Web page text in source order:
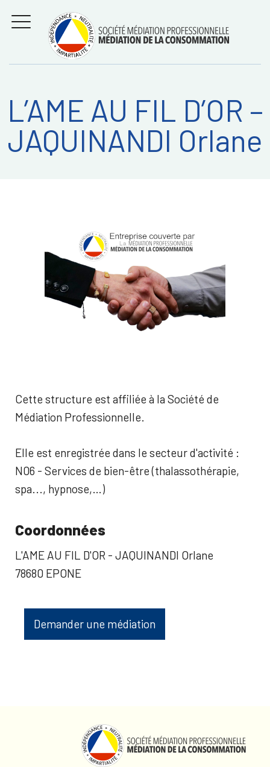
Régler les litiges
entre
consommateurs et
professionnels avec
la médiation de la
consommation
MENU
Recherche
sur:
L’AME AU FIL D’OR –
JAQUINANDI Orlane
Cette structure est affiliée à la Société de
Médiation Professionnelle.
Elle est enregistrée dans le secteur d'activité :
N06 - Services de bien-être (thalassothérapie,
spa..., hypnose,…)
Coordonnées
L'AME AU FIL D'OR - JAQUINANDI Orlane
78680 EPONE
Demander une médiation